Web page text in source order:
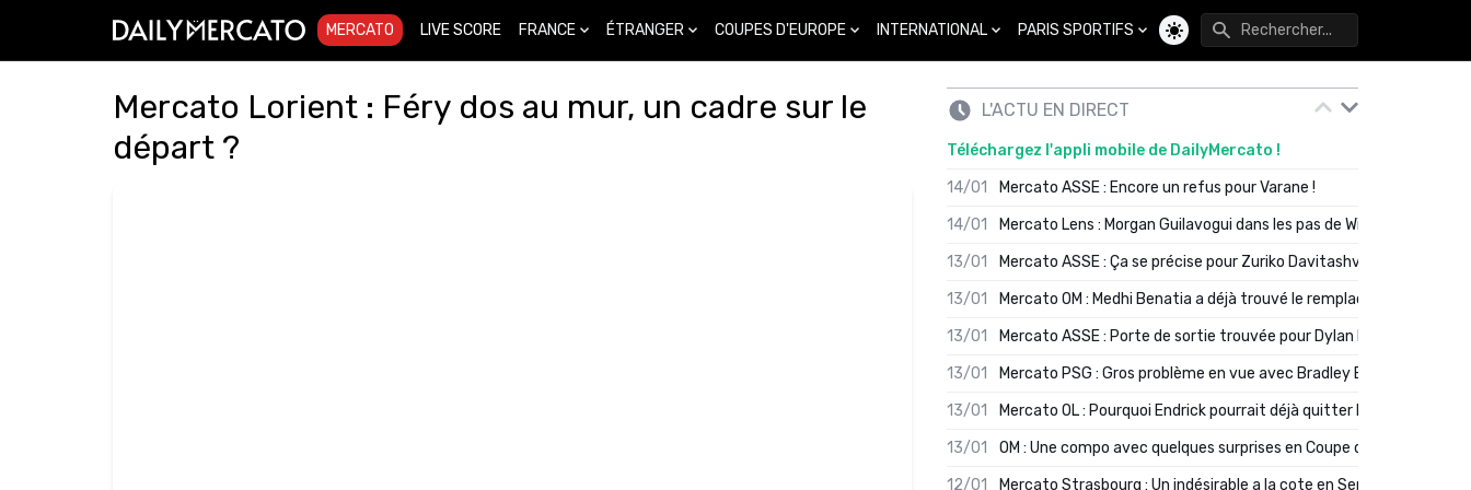
MERCATO LIVE SCORE FRANCE ÉTRANGER COUPES D'EUROPE INTERNATIONAL PARIS SPORTIFS
Changer de thème
Mercato Lorient : Féry dos au mur, un cadre sur le
départ ?
L'ACTU EN DIRECT
Téléchargez l'appli mobile de DailyMercato !
14/01
Mercato ASSE : Encore un refus pour Varane !
14/01
Mercato Lens : Morgan Guilavogui dans les pas de Will Still ?
13/01
Mercato ASSE : Ça se précise pour Zuriko Davitashvili
13/01
Mercato OM : Medhi Benatia a déjà trouvé le remplaçant de Robinio
13/01
Mercato ASSE : Porte de sortie trouvée pour Dylan Batubinsika
13/01
Mercato PSG : Gros problème en vue avec Bradley Barcola ?
13/01
Mercato OL : Pourquoi Endrick pourrait déjà quitter Lyon en janvier
13/01
OM : Une compo avec quelques surprises en Coupe de France
12/01
Mercato Strasbourg : Un indésirable a la cote en Serie A